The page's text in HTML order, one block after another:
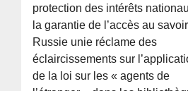
protection des intérêts
la garantie de l’accès au
Russie unie réclame des
éclaircissements sur
de la loi sur les « agents de